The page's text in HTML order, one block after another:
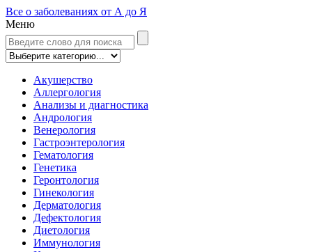
Все о заболеваниях от А до Я
Меню
Акушерство
Аллергология
Анализы и диагностика
Андрология
Венерология
Гастроэнтерология
Гематология
Генетика
Геронтология
Гинекология
Дерматология
Дефектология
Диетология
Иммунология